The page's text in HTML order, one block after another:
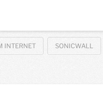
INTERNET SONICWALL